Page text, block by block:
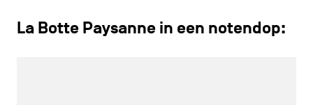
La Botte Paysanne in een notendop: